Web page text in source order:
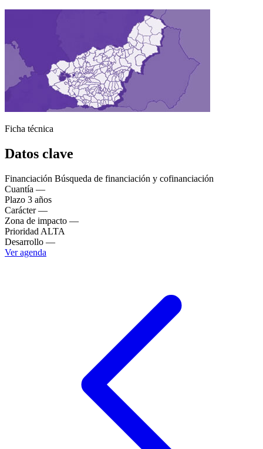
Ficha técnica
Datos clave
Financiación Búsqueda de financiación y cofinanciación
Cuantía —
Plazo 3 años
Carácter —
Zona de impacto —
Prioridad ALTA
Desarrollo —
Ver agenda